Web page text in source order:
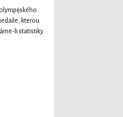
kterou
li statistiky